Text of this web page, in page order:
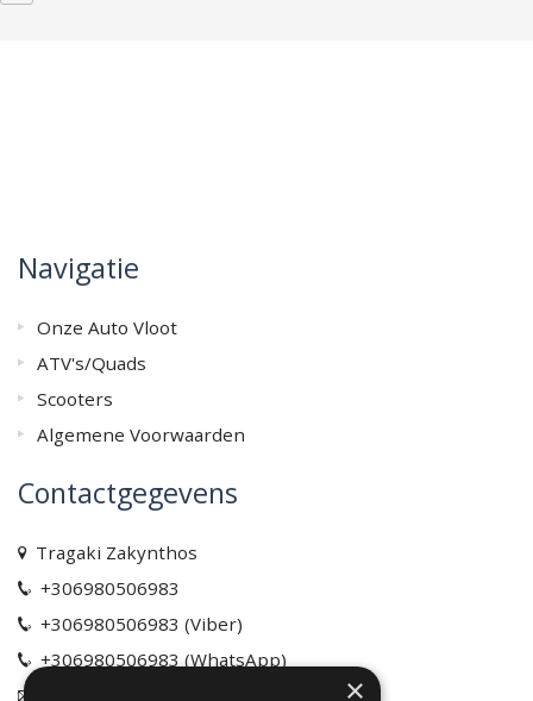
Navigatie
Onze Auto Vloot
ATV's/Quads
Scooters
Algemene Voorwaarden
Contactgegevens
Tragaki Zakynthos
+306980506983
+306980506983 (Viber)
+306980506983 (WhatsApp)
×